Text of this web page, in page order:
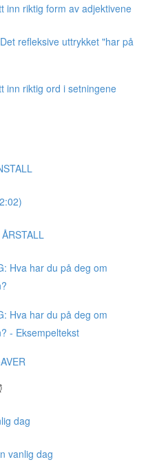
inn riktig form av adjektivene
refleksive uttrykket "har på
inn riktig ord i setningene
Hva har du på deg om
Hva har du på deg om
- Eksempeltekst
dag
vanlig dag